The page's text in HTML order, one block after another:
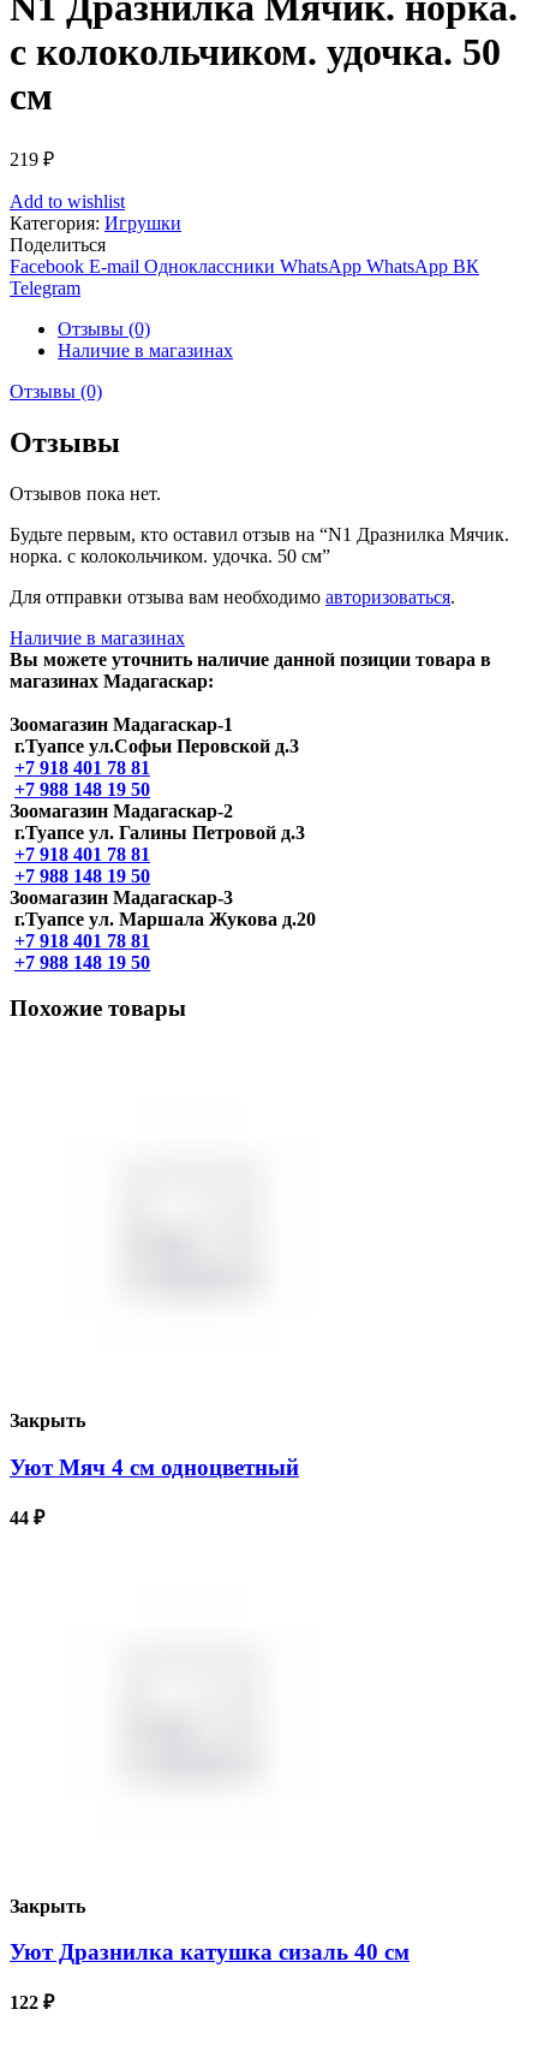
с колокольчиком. удочка. 50
см
219 ₽
Add to wishlist
Категория: Игрушки
Поделиться
Facebook E-mail Одноклассники WhatsApp WhatsApp ВК
Telegram
Отзывы (0)
Наличие в магазинах
Отзывы (0)
Отзывы
Отзывов пока нет.
Будьте первым, кто оставил отзыв на “N1 Дразнилка Мячик.
норка. с колокольчиком. удочка. 50 см”
Для отправки отзыва вам необходимо авторизоваться.
Наличие в магазинах
Вы можете уточнить наличие данной позиции товара в
магазинах Мадагаскар:
Зоомагазин Мадагаскар-1
г.Туапсе ул.Софьи Перовской д.3
+7 918 401 78 81
+7 988 148 19 50
Зоомагазин Мадагаскар-2
г.Туапсе ул. Галины Петровой д.3
+7 918 401 78 81
+7 988 148 19 50
Зоомагазин Мадагаскар-3
г.Туапсе ул. Маршала Жукова д.20
+7 918 401 78 81
+7 988 148 19 50
Похожие товары
Закрыть
Уют Мяч 4 см одноцветный
44 ₽
Закрыть
Уют Дразнилка катушка сизаль 40 см
122 ₽